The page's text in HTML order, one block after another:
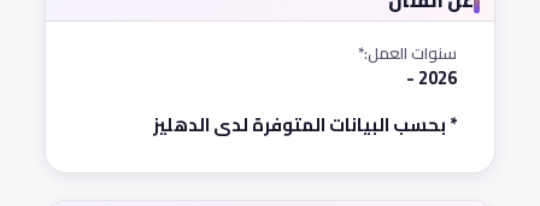
سنوات العمل:*
2026 -
* بحسب البيانات المتوفرة لدى الدهليز